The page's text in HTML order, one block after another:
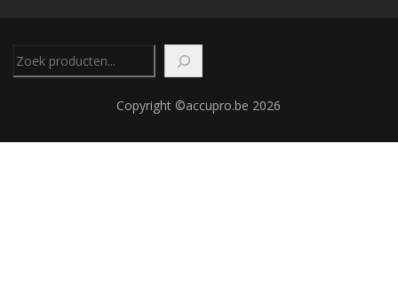
Copyright ©accupro.be 2026